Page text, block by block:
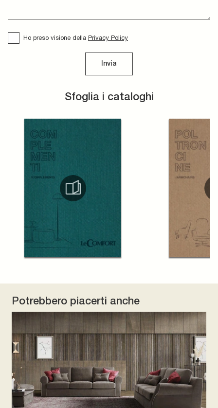
Sfoglia i cataloghi
Ho preso visione della Privacy Policy
Invia
Potrebbero piacerti anche